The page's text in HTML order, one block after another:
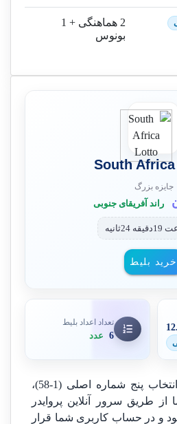
2 هماهنگی + 1
بونوس
South
جایزه بزرگ
راند آفریقای جنوبی
خرید بلیط
تعداد اعداد بلیط
6 عدد
بلیط خود را آنلاین با انتخاب پنج شماره اصلی (1-58)،
از طریق سرور آنلاین پروایدر
و در حساب کاربری شما قرار